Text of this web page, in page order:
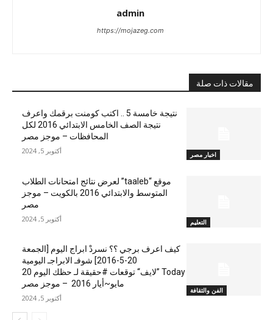
admin
https://mojazeg.com
مقالات ذات صلة
اخبار مصر
نتيجة خامسة 5 .. اكتب كومنت برقمك واعرف
نتيجة الصف الخامس الابتدائي 2016 لكل
المحافظات – موجز مصر
أكتوبر 5, 2024
التعليم
موقع “taaleb” لعرض نتائج امتحانات الطلاب
المتوسط والابتدائي 2016 بالكويت – موجز
مصر
أكتوبر 5, 2024
الفن والثقافة
كيف اعرف برجي ؟؟ نسردْ ابراج اليوم [الجمعة
20-5-2016] شوفـ الابراجـ اليومية
Today ”لايف“ توقعات #حقيقة لـ حظك اليوم 20
مايو~أيار 2016 – موجز مصر
أكتوبر 5, 2024